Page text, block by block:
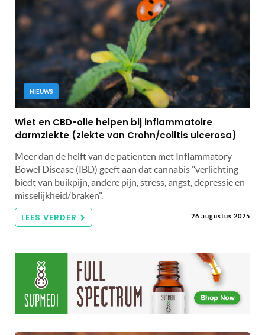
NIEUWS
Wiet en CBD-olie helpen bij inflammatoire
darmziekte (ziekte van Crohn/colitis ulcerosa)
Meer dan de helft van de patiënten met Inflammatory
Bowel Disease (IBD) geeft aan dat cannabis "verlichting
biedt van buikpijn, andere pijn, stress, angst, depressie en
misselijkheid/braken".
LEES VERDER 26 augustus 2025